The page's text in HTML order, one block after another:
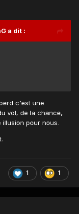
a dit :
c'est une
vol, de la chance,
pour nous.
1 1